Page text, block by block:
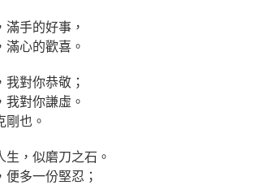
手的好事，
滿心的歡喜。
對你恭敬；
我對你謙虛。
剛也。
生，似磨刀之石。
便多一份堅忍；